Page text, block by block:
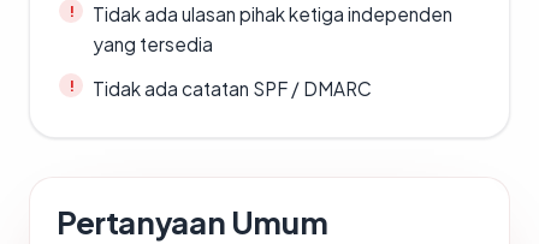
Tidak ada ulasan pihak ketiga independen
yang tersedia
Tidak ada catatan SPF / DMARC
Pertanyaan Umum